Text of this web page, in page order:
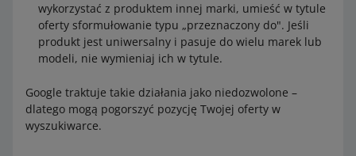
wykorzystać z produktem innej marki, umieść w tytule
oferty sformułowanie typu „przeznaczony do". Jeśli
produkt jest uniwersalny i pasuje do wielu marek lub
modeli, nie wymieniaj ich w tytule.
Google traktuje takie działania jako niedozwolone –
dlatego mogą pogorszyć pozycję Twojej oferty w
wyszukiwarce.